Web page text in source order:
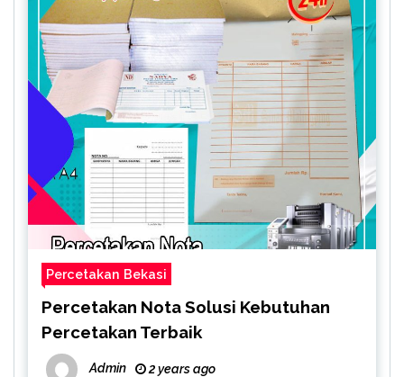
Percetakan Bekasi
Percetakan Nota Solusi Kebutuhan
Percetakan Terbaik
Admin 2 years ago